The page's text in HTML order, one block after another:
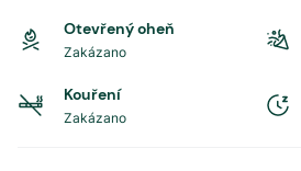
Otevřený oheň
Zakázano
Kouření
Zakázano